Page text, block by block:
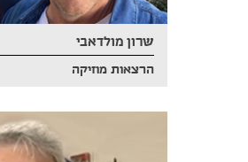
שרון מולדאבי
הרצאות מוזיקה